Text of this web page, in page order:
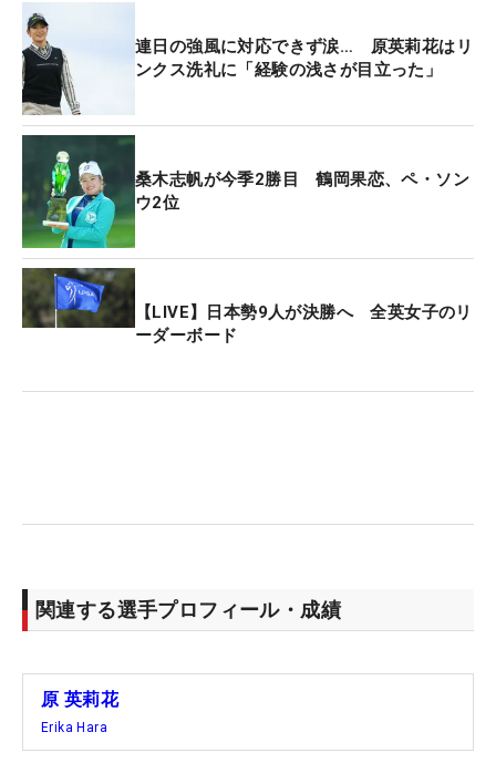
連日の強風に対応できず涙… 原英莉花はリ
ンクス洗礼に「経験の浅さが目立った」
桑木志帆が今季2勝目 鶴岡果恋、ペ・ソン
ウ2位
【LIVE】日本勢9人が決勝へ 全英女子のリ
ーダーボード
関連する選手プロフィール・成績
原 英莉花
Erika Hara